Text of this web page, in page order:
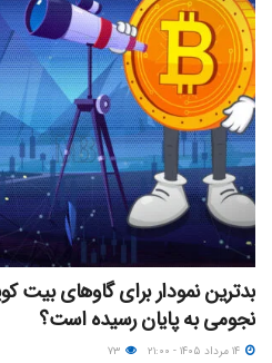
بدترین نمودار برای گاوهای بیت
نجومی به پایان رسیده است؟